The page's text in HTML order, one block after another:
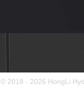
© 2018 - 2026 HongLi